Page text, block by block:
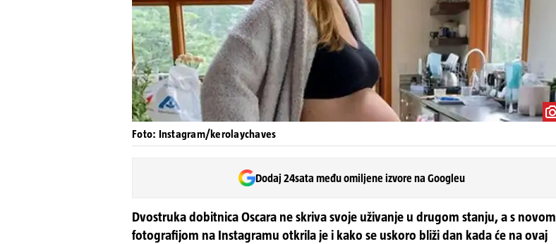
Foto: Instagram/kerolaychaves
Dodaj 24sata među omiljene izvore na Googleu
Dvostruka dobitnica Oscara ne skriva svoje uživanje u drugom stanju, a s novom
fotografijom na Instagramu otkrila je i kako se uskoro bliži dan kada će na ovaj